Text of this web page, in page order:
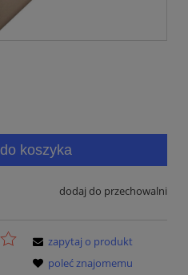
do koszyka
dodaj do przechowalni
zapytaj o produkt
poleć znajomemu